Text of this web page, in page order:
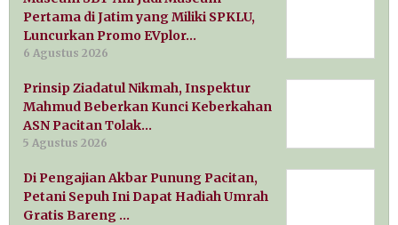
Pertama di Jatim yang Miliki SPKLU,
Luncurkan Promo EVplor…
6 Agustus 2026
Prinsip Ziadatul Nikmah, Inspektur
Mahmud Beberkan Kunci Keberkahan
ASN Pacitan Tolak…
5 Agustus 2026
Di Pengajian Akbar Punung Pacitan,
Petani Sepuh Ini Dapat Hadiah Umrah
Gratis Bareng …